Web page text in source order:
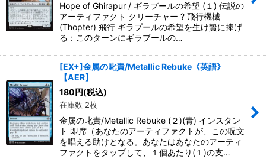
Hope of Ghirapur / ギラプールの希望 (１) 伝説の
アーティファクト クリーチャー ? 飛行機械
(Thopter) 飛行 ギラプールの希望を生け贄に捧げ
る：このターンにギラプールの…
[EX+]金属の叱責/Metallic Rebuke《英語》
【AER】
180円(税込)
在庫数 2枚
金属の叱責/Metallic Rebuke (２)(青) インスタン
ト 即席（あなたのアーティファクトが、この呪文
を唱える助けとなる。あなたはあなたのアーティ
ファクトをタップして、１個あたり(１)の支…